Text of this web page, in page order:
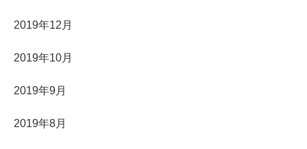
2019年12月
2019年10月
2019年9月
2019年8月